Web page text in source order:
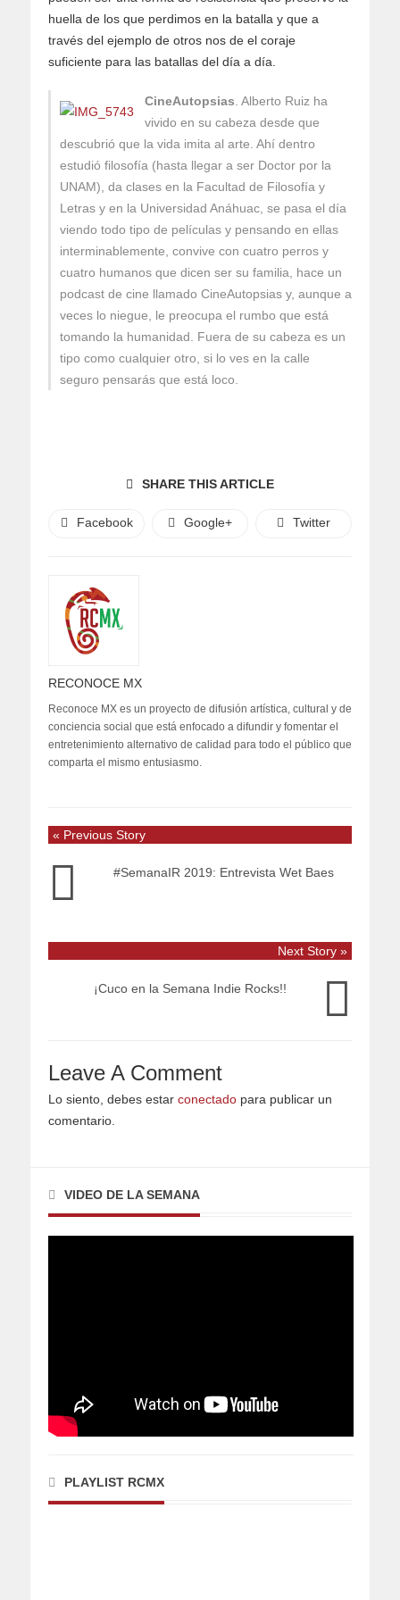
huella de los que perdimos en la batalla y que a
través del ejemplo de otros nos de el coraje
suficiente para las batallas del día a día.
CineAutopsias . Alberto Ruiz ha
vivido en su cabeza desde que
descubrió que la vida imita al arte. Ahí dentro
estudió filosofía (hasta llegar a ser Doctor por la
UNAM), da clases en la Facultad de Filosofía y
Letras y en la Universidad Anáhuac, se pasa el día
viendo todo tipo de películas y pensando en ellas
interminablemente, convive con cuatro perros y
cuatro humanos que dicen ser su familia, hace un
podcast de cine llamado CineAutopsias y, aunque a
veces lo niegue, le preocupa el rumbo que está
tomando la humanidad. Fuera de su cabeza es un
tipo como cualquier otro, si lo ves en la calle
seguro pensarás que está loco.
SHARE THIS ARTICLE
Facebook Google+ Twitter
RECONOCE MX
Reconoce MX es un proyecto de difusión artística, cultural y de
conciencia social que está enfocado a difundir y fomentar el
entretenimiento alternativo de calidad para todo el público que
comparta el mismo entusiasmo.
« Previous Story
#SemanaIR 2019: Entrevista Wet Baes
Next Story »
¡Cuco en la Semana Indie Rocks!!
Leave A Comment
Lo siento, debes estar conectado para publicar un
comentario.
VIDEO DE LA SEMANA
PLAYLIST RCMX